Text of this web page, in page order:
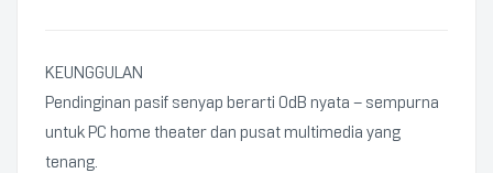
KEUNGGULAN
Pendinginan pasif senyap berarti 0dB nyata – sempurna
untuk PC home theater dan pusat multimedia yang
tenang.